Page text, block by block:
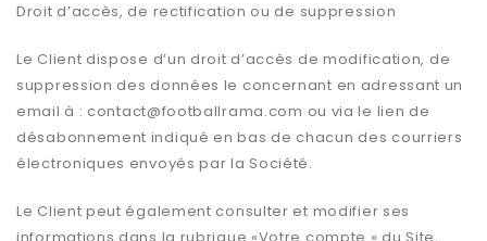
Droit d’accès, de rectification ou de suppression
Le Client dispose d’un droit d’accès de modification, de
suppression des données le concernant en adressant un
email à : contact@footballrama.com ou via le lien de
désabonnement indiqué en bas de chacun des courriers
électroniques envoyés par la Société.
Le Client peut également consulter et modifier ses